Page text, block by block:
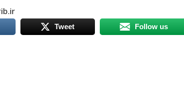
Tweet Follow us